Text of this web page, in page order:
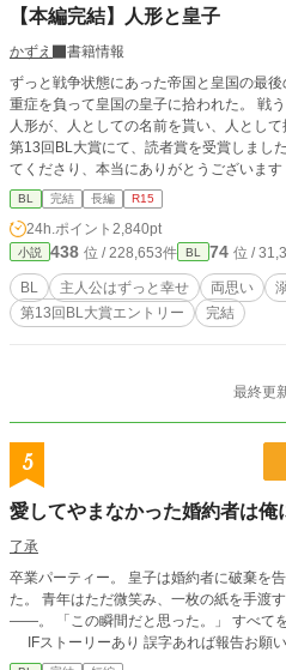
【本編完結】人形と皇子
かずえ
書籍情報
ずっと戦争状態にあった帝国と皇国の最
重症を負って皇国の皇子に拾われた。 戦うことしか教えられていなかった戦闘
人形が、人としての名前を貰い、人とし
第13回BL大賞にて、読者賞を受賞しまし
てくださり、本当にありがとうございま
付けています。苦手な方は飛ばしてくださ
BL 完結 長編 R15
24h.ポイント 2,840pt
小説 438 位 / 228,653件 BL 74 位 /
BL 主人公はずっと幸せ 両思い
第13回BL大賞エントリー
完結
最終更
5
愛してやまなかった婚約者は俺
了承
卒業パーティー。 皇子は婚約者に破棄を
た。 青年はただ微笑み、一枚の紙を手渡す。 皇子が目を向けた、その瞬間
——。 「この瞬間だと思った。」 すべてを愛で終わらせた、沈黙の恋の物語。
IFストーリーあり 誤字あれば報告